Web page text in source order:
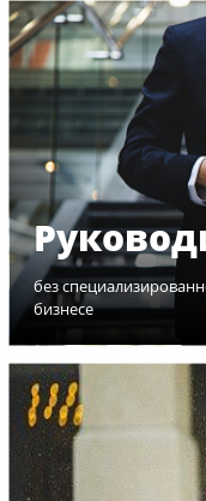
без
бизнесе